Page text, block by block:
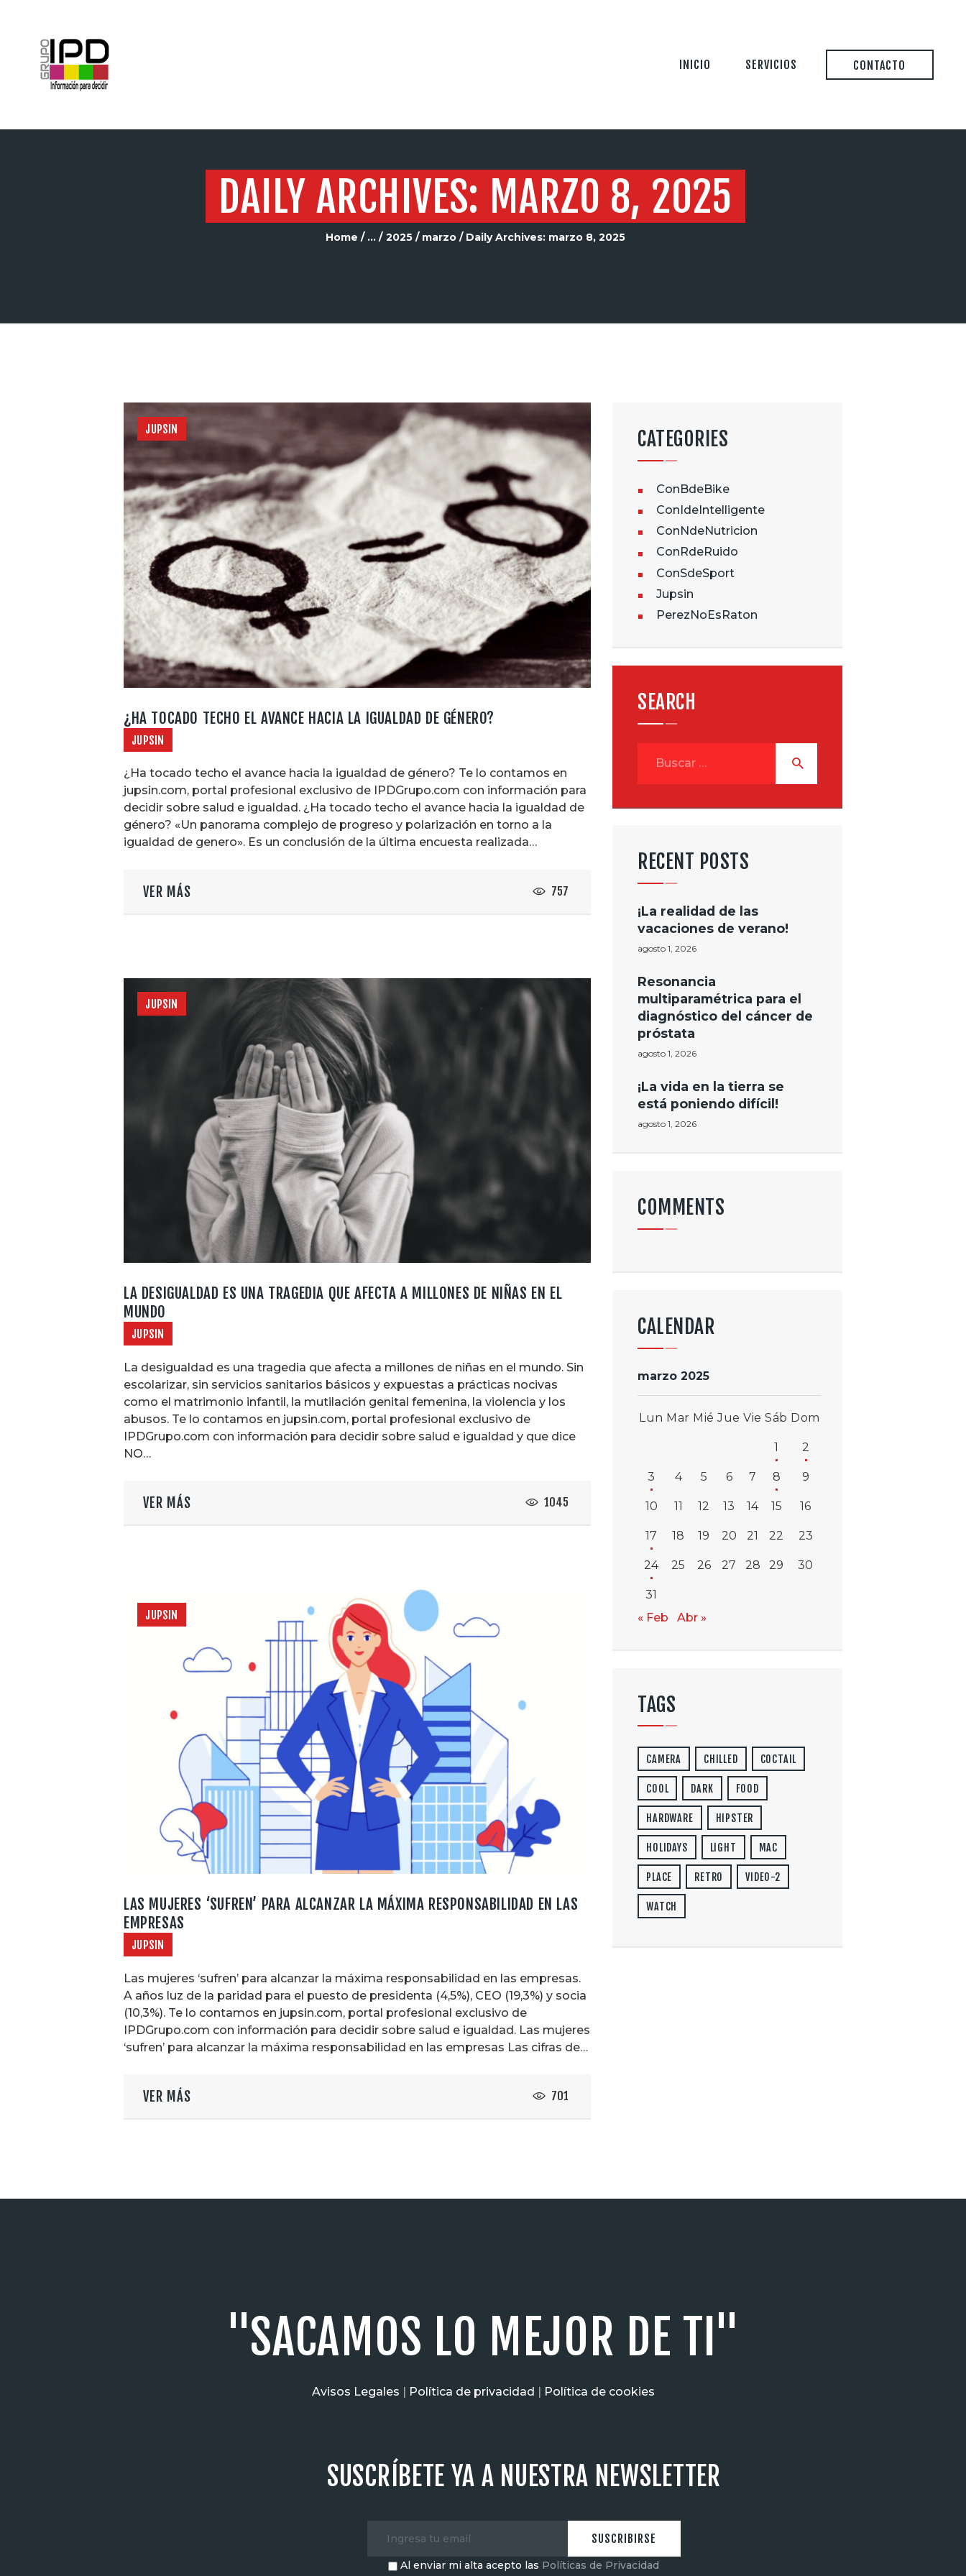
INICIO SERVICIOS CONTACTO
DAILY ARCHIVES: MARZO 8, 2025
Home ... 2025 marzo Daily Archives: marzo 8, 2025
JUPSIN
¿HA TOCADO TECHO EL AVANCE HACIA LA IGUALDAD DE GÉNERO?
JUPSIN
¿Ha tocado techo el avance hacia la igualdad de género? Te lo contamos en
jupsin.com, portal profesional exclusivo de IPDGrupo.com con información para
decidir sobre salud e igualdad. ¿Ha tocado techo el avance hacia la igualdad de
género? «Un panorama complejo de progreso y polarización en torno a la
igualdad de genero». Es un conclusión de la última encuesta realizada…
VER MÁS 757
JUPSIN
LA DESIGUALDAD ES UNA TRAGEDIA QUE AFECTA A MILLONES DE NIÑAS EN EL
MUNDO
JUPSIN
La desigualdad es una tragedia que afecta a millones de niñas en el mundo. Sin
escolarizar, sin servicios sanitarios básicos y expuestas a prácticas nocivas
como el matrimonio infantil, la mutilación genital femenina, la violencia y los
abusos. Te lo contamos en jupsin.com, portal profesional exclusivo de
IPDGrupo.com con información para decidir sobre salud e igualdad y que dice
NO…
VER MÁS 1045
JUPSIN
LAS MUJERES ‘SUFREN’ PARA ALCANZAR LA MÁXIMA RESPONSABILIDAD EN LAS
EMPRESAS
JUPSIN
Las mujeres ‘sufren’ para alcanzar la máxima responsabilidad en las empresas.
A años luz de la paridad para el puesto de presidenta (4,5%), CEO (19,3%) y socia
(10,3%). Te lo contamos en jupsin.com, portal profesional exclusivo de
IPDGrupo.com con información para decidir sobre salud e igualdad. Las mujeres
‘sufren’ para alcanzar la máxima responsabilidad en las empresas Las cifras de…
VER MÁS 701
CATEGORIES
ConBdeBike
ConIdeIntelligente
ConNdeNutricion
ConRdeRuido
ConSdeSport
Jupsin
PerezNoEsRaton
SEARCH
RECENT POSTS
¡La realidad de las
vacaciones de verano!
agosto 1, 2026
Resonancia
multiparamétrica para el
diagnóstico del cáncer de
próstata
agosto 1, 2026
¡La vida en la tierra se
está poniendo difícil!
agosto 1, 2026
COMMENTS
CALENDAR
marzo 2025
Lun Mar Mié Jue Vie Sáb Dom
1 2
3 4 5 6 7 8 9
10 11 12 13 14 15 16
17 18 19 20 21 22 23
24 25 26 27 28 29 30
31
« Feb
Abr »
TAGS
CAMERA CHILLED COCTAIL
COOL DARK FOOD
HARDWARE HIPSTER
HOLIDAYS LIGHT MAC
PLACE RETRO VIDEO-2
WATCH
"SACAMOS LO MEJOR DE TI"
Avisos Legales Política de privacidad Política de cookies
SUSCRÍBETE YA A NUESTRA NEWSLETTER
Al enviar mi alta acepto las Políticas de Privacidad